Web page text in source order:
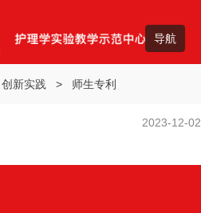
创新实践 > 师生专利
2023-12-02